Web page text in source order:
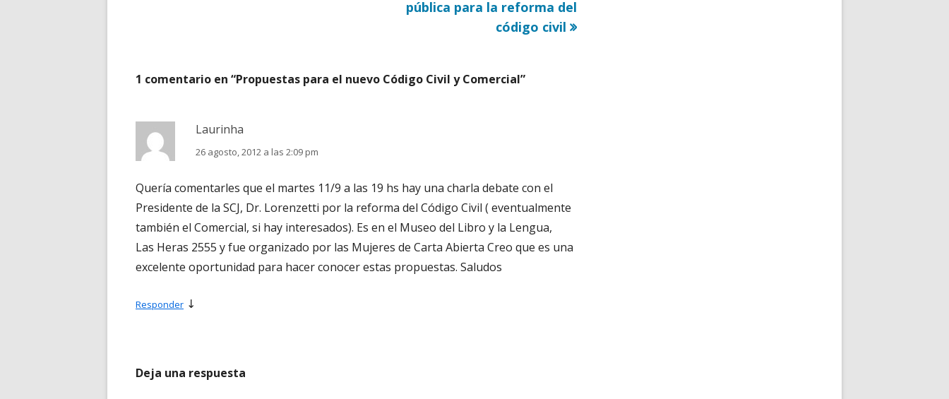
pública para la reforma del
código civil
1 comentario en “Propuestas para el nuevo Código Civil y Comercial”
Laurinha
26 agosto, 2012 a las 2:09 pm
Quería comentarles que el martes 11/9 a las 19 hs hay una charla debate con el
Presidente de la SCJ, Dr. Lorenzetti por la reforma del Código Civil ( eventualmente
también el Comercial, si hay interesados). Es en el Museo del Libro y la Lengua,
Las Heras 2555 y fue organizado por las Mujeres de Carta Abierta Creo que es una
excelente oportunidad para hacer conocer estas propuestas. Saludos
Responder ↓
Deja una respuesta